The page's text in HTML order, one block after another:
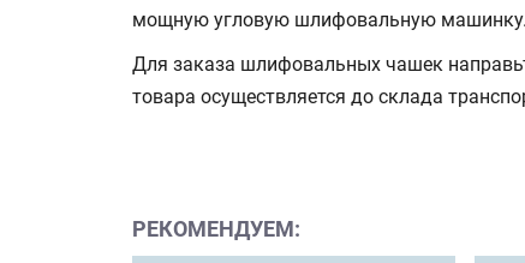
мощную угловую шлифовальную машинку.
Для заказа шлифовальных чашек
товара осуществляется до склада
РЕКОМЕНДУЕМ: